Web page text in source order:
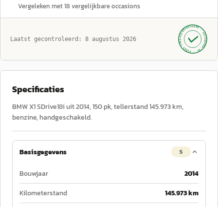
Vergeleken met18 vergelijkbare occasions
Laatst gecontroleerd: 8 augustus 2026 GECONTROLEERD ·
AUTOKOPEN.NL
· SINDS 1999 ·
Specificaties
BMW X1 SDrive18i uit 2014, 150 pk, tellerstand 145.973 km,
benzine, handgeschakeld.
Basisgegevens 5
Bouwjaar
2014
Kilometerstand
145.973 km